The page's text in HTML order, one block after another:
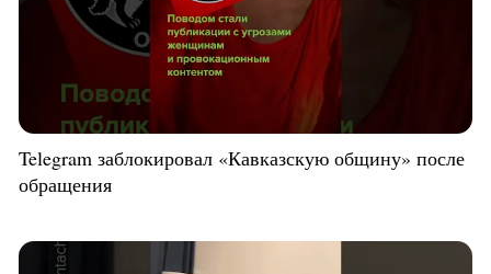
Telegram заблокировал «Кавказскую общину» после
обращения